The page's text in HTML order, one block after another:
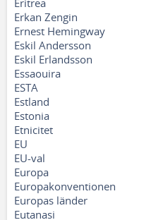
Eritrea
Erkan Zengin
Ernest Hemingway
Eskil Andersson
Eskil Erlandsson
Essaouira
ESTA
Estland
Estonia
Etnicitet
EU
EU-val
Europa
Europakonventionen
Europas länder
Eutanasi